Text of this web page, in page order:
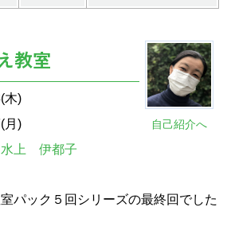
自己紹介へ
教室
木)
月)
水上 伊都子
パック５回シリーズの最終回でした